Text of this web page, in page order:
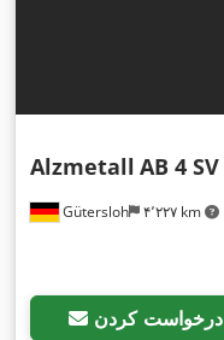
Gütersloh ۴٬۲۲۷ km
Alzmetall AB 4 SV
درخواست کردن